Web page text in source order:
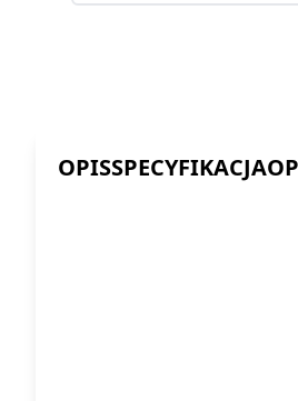
OPISSPECYFIKACJA